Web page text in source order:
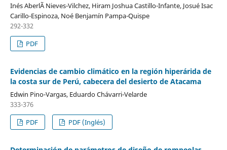
Inés AberlÃ­ Nieves-Vilchez, Hiram Joshua Castillo-Infante, Josué Isac
Carillo-Espinoza, Noé Benjamín Pampa-Quispe
292-332
PDF
Evidencias de cambio climático en la región hiperárida de
la costa sur de Perú, cabecera del desierto de Atacama
Edwin Pino-Vargas, Eduardo Chávarri-Velarde
333-376
PDF
PDF (Inglés)